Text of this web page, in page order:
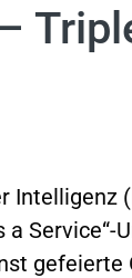
Intelligenz
Service“-
gefeierte